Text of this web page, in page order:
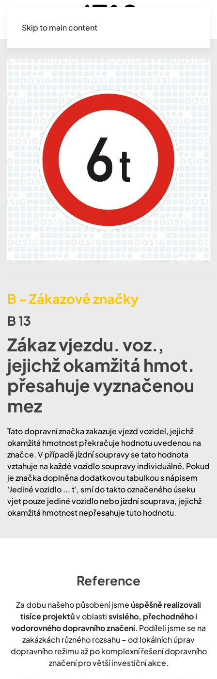
Skip to main content
B - Zákazové značky
B 13
Zákaz vjezdu. voz.,
jejichž okamžitá hmot.
přesahuje vyznačenou
mez
Tato dopravní značka zakazuje vjezd vozidel, jejichž
okamžitá hmotnost překračuje hodnotu uvedenou na
značce. V případě jízdní soupravy se tato hodnota
vztahuje na každé vozidlo soupravy individuálně. Pokud
je značka doplněna dodatkovou tabulkou s nápisem
'Jediné vozidlo ... t', smí do takto označeného úseku
vjet pouze jediné vozidlo nebo jízdní souprava, jejichž
okamžitá hmotnost nepřesahuje tuto hodnotu.
Reference
Za dobu našeho působení jsmeúspěšně realizovali
tisíce projektův oblastisvislého, přechodného i
vodorovného dopravního značení. Podíleli jsme se na
zakázkách různého rozsahu – od lokálních úprav
dopravního režimu až po komplexní řešení dopravního
značení pro větší investiční akce.